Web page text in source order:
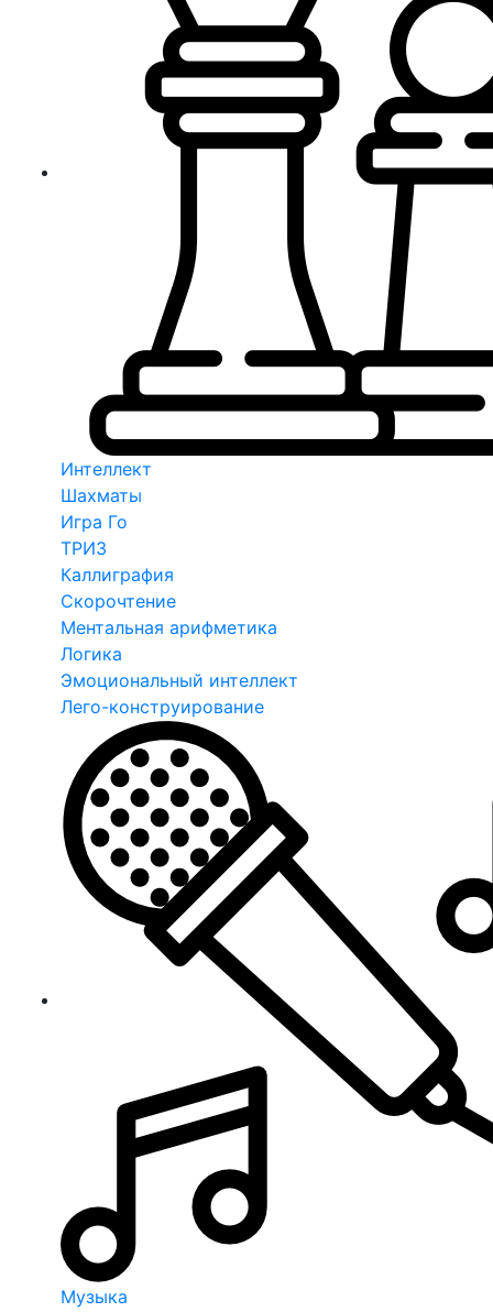
Интеллект
Шахматы
Игра Го
ТРИЗ
Каллиграфия
Скорочтение
Ментальная арифметика
Логика
Эмоциональный интеллект
Лего-конструирование
Музыка